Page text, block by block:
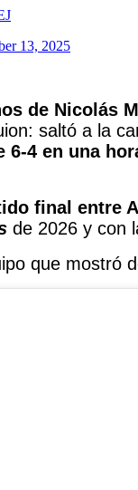
13, 2025
de Nicolás
saltó a la
6-4 en una
final entre
de 2026 y con
que mostró